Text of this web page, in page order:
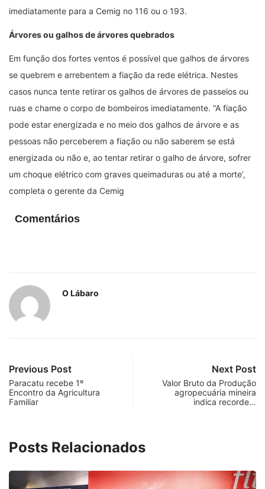
imediatamente para a Cemig no 116 ​ou o 193.
Árvores ou galhos de árvores quebrados
Em função dos fortes ventos é possível que galhos de árvores
se quebrem e arrebentem a fiação da rede elétrica. Nestes
casos nunca tente retirar os galhos de árvores de passeios ou
ruas e chame o corpo de bombeiros imediatamente. “A fiação
pode estar energizada e no meio dos galhos de árvore e as
pessoas não perceberem a fiação ou não saberem se está
energizada ou não e, ao tentar retirar o galho de árvore, sofrer
um choque elétrico com graves queimaduras ou até a morte’,
completa o gerente da Cemig
Comentários
O Lábaro
Previous Post
Paracatu recebe 1º
Encontro da Agricultura
Familiar
Next Post
Valor Bruto da Produção
agropecuária mineira
indica recorde…
Posts Relacionados